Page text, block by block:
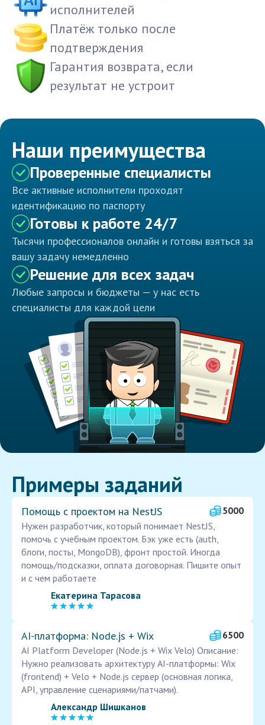
исполнителей
Платёж только после
подтверждения
Гарантия возврата, если
результат не устроит
Наши преимущества
Проверенные специалисты
Все активные исполнители проходят
идентификацию по паспорту
Готовы к работе 24/7
Тысячи профессионалов онлайн и готовы взяться за
вашу задачу немедленно
Решение для всех задач
Любые запросы и бюджеты — у нас есть
специалисты для каждой цели
Примеры заданий
Помощь с проектом на NestJS
5000
Нужен разработчик, который понимает NestJS,
помочь с учебным проектом. Бэк уже есть (auth,
блоги, посты, MongoDB), фронт простой. Иногда
помощь/подсказки, оплата договорная. Пишите опыт
и с чем работаете
Екатерина Тарасова
AI-платформа: Node.js + Wix
6500
AI Platform Developer (Node.js + Wix Velo) Описание:
Нужно реализовать архитектуру AI-платформы: Wix
(frontend) + Velo + Node.js сервер (основная логика,
API, управление сценариями/патчами).
Александр Шишканов